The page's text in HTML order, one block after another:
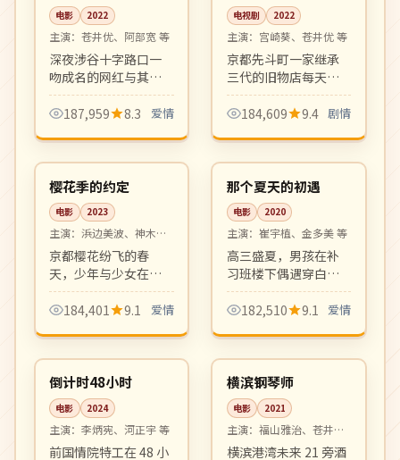
电影 2022
主演： 苍井优、阿部宽 等
深夜涉谷十字路口一
吻成名的网红与其暗
恋多年的咖啡馆店员
之间的现代都市恋
斑斓，新感觉派代表
作。
187,959 8.3 爱情
电视剧 2022
主演： 宫崎葵、苍井优 等
京都先斗町一家继承
三代的旧物店每天都
有不同的客人带着旧
物前来寄卖。每件旧
生故事，温柔克制。
184,609 9.4 剧情
日本
4K 99:37
樱花季的约定
电影 2023
主演： 浜边美波、神木隆
之介 等
京都樱花纷飞的春
天，少年与少女在哲
学之道许下五年之
约。清新唯美的日式
和镜头语言令人沉
醉。
184,401 9.1 爱情
韩国
高分 99:14
那个夏天的初遇
电影 2020
主演： 崔宇植、金多美 等
高三盛夏，男孩在补
习班楼下偶遇穿白裙
的少女，从此整个夏
天的颜色都被改变。
画面与配乐均为上
乘。
182,510 9.1 爱情
韩国
4K 99:41
倒计时48小时
电影 2024
主演： 李炳宪、河正宇 等
前国情院特工在 48 小
日本
高分 99:44
横滨钢琴师
电影 2021
主演： 福山雅治、苍井优
等
横滨港湾未来 21 旁酒